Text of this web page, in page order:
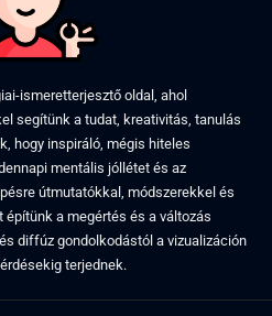
ismeretterjesztő oldal, ahol
segítünk a tudat, kreativitás, tanulás
hogy inspiráló, mégis hiteles
mentális jóllétet és az
útmutatókkal, módszerekkel és
a megértés és a változás
diffúz gondolkodástól a vizualizáción
terjednek.